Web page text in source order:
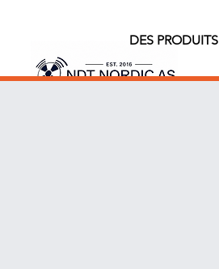
DES PRODUITS